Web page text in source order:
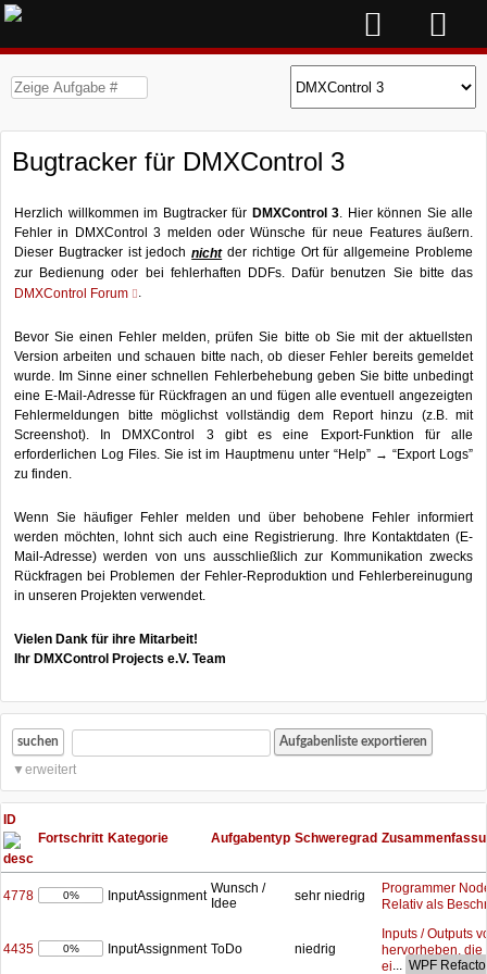
Bugtracker für DMXControl 3
Herzlich willkommen im Bugtracker für DMXControl 3. Hier können Sie alle
Fehler in DMXControl 3 melden oder Wünsche für neue Features äußern.
Dieser Bugtracker ist jedochnichtder richtige Ort für allgemeine Probleme
zur Bedienung oder bei fehlerhaften DDFs. Dafür benutzen Sie bitte das
DMXControl Forum
.
Bevor Sie einen Fehler melden, prüfen Sie bitte ob Sie mit der aktuellsten
Version arbeiten und schauen bitte nach, ob dieser Fehler bereits gemeldet
wurde. Im Sinne einer schnellen Fehlerbehebung geben Sie bitte unbedingt
eine E-Mail-Adresse für Rückfragen an und fügen alle eventuell angezeigten
Fehlermeldungen bitte möglichst vollständig dem Report hinzu (z.B. mit
Screenshot). In DMXControl 3 gibt es eine Export-Funktion für alle
erforderlichen Log Files. Sie ist im Hauptmenu unter “Help” → “Export Logs”
zu finden.
Wenn Sie häufiger Fehler melden und über behobene Fehler informiert
werden möchten, lohnt sich auch eine Registrierung. Ihre Kontaktdaten (E-
Mail-Adresse) werden von uns ausschließlich zur Kommunikation zwecks
Rückfragen bei Problemen der Fehler-Reproduktion und Fehlerbereinugung
in unseren Projekten verwendet.
Vielen Dank für ihre Mitarbeit!
Ihr DMXControl Projects e.V. Team
suchen
erweitert
ID
Fortschritt Kategorie Aufgabentyp Schweregrad
4778 0% InputAssignment Wunsch /
Idee
sehr niedrig
Programmer
Relativ als
4435 0% InputAssignment ToDo niedrig
Inputs / Outputs
hervorheben, die
ei